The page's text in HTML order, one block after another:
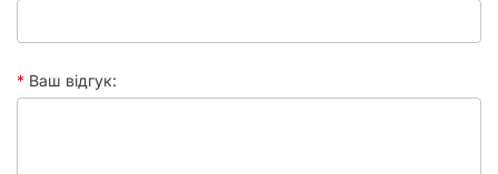
Ваш відгук: